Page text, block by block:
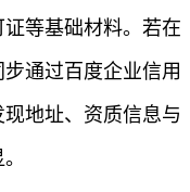
等基础材料。若在
通过百度企业信用
地址、资质信息与